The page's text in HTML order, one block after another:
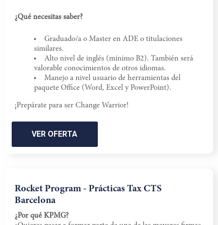
¿Qué necesitas saber?
Graduado/a o Master en ADE o titulaciones
similares.
Alto nivel de inglés (mínimo B2). También será
valorable conocimientos de otros idiomas.
Manejo a nivel usuario de herramientas del
paquete Office (Word, Excel y PowerPoint).
¡Prepárate para ser Change Warrior!
VER OFERTA
Rocket Program - Prácticas Tax CTS
Barcelona
¿Por qué KPMG?